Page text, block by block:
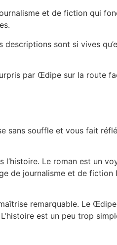
et de fiction qui
sont si vives
par Œdipe sur la route
sans souffle et vous fait
l’histoire. Le roman est un
de journalisme et de
remarquable. Le
est un peu trop